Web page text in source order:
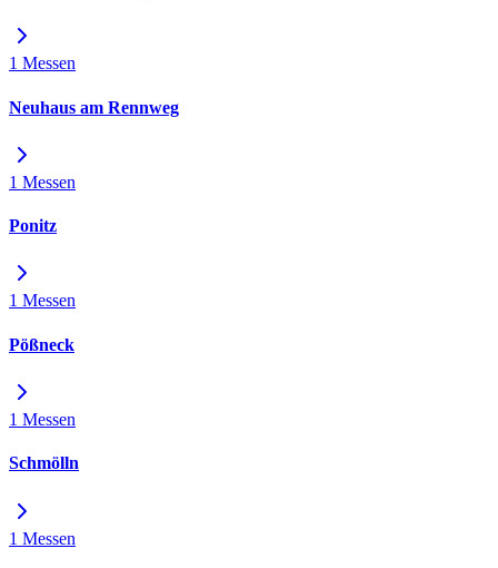
1 Messen
Neuhaus am Rennweg
1 Messen
Ponitz
1 Messen
Pößneck
1 Messen
Schmölln
1 Messen